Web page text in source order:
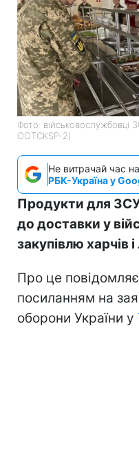
Фото: військовослужбовці
OOTCKSP-2)
Не витрачай час
РБК-Україна у
Продукти для
до доставки у
закупівлю харчів
Про це повідомляє
посиланням на
оборони України у